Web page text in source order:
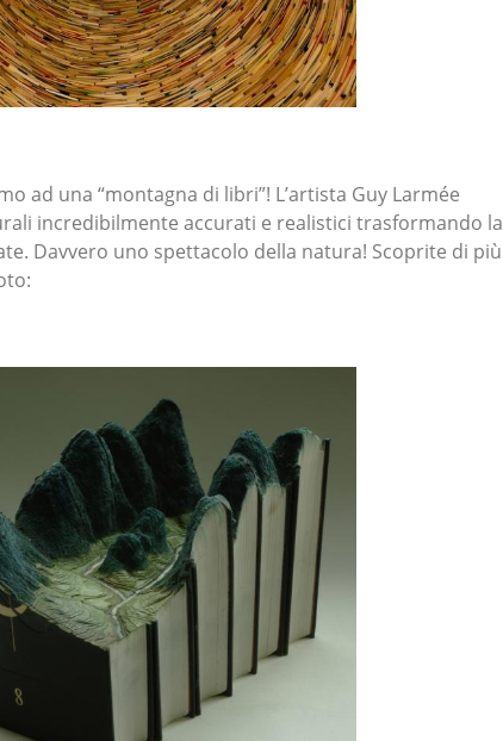
ad una “montagna di libri”! L’artista Guy Larmée
incredibilmente accurati e realistici trasformando la
Davvero uno spettacolo della natura! Scoprite di più